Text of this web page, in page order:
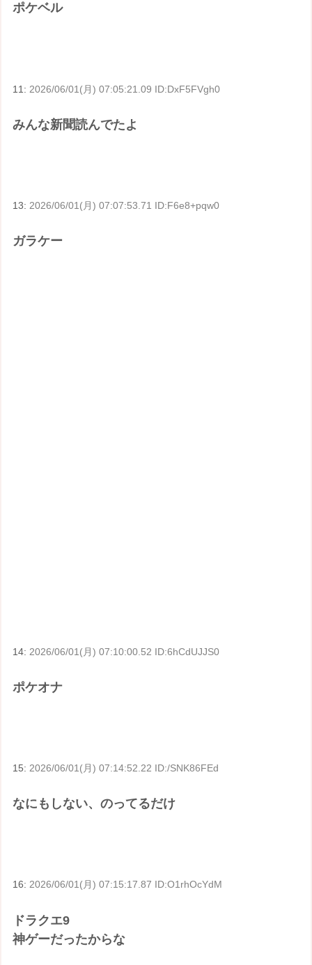
ポケベル
11: 2026/06/01(月) 07:05:21.09 ID:DxF5FVgh0
みんな新聞読んでたよ
13: 2026/06/01(月) 07:07:53.71 ID:F6e8+pqw0
ガラケー
14: 2026/06/01(月) 07:10:00.52 ID:6hCdUJJS0
ポケオナ
15: 2026/06/01(月) 07:14:52.22 ID:/SNK86FEd
なにもしない、のってるだけ
16:2026/06/01(月) 07:15:17.87 ID:O1rhOcYdM
ドラクエ9
神ゲーだったからな